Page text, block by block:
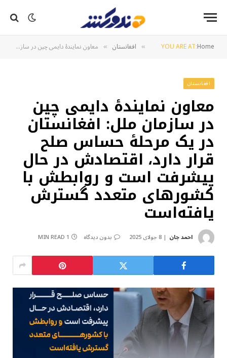
YOU ARE AT:Home
» افغانستان » معاون نمایندهٔ دایمی چین در سازمان ملل: افغانستان در یک مرحلهٔ حساس صلح قرار دارد، اقتصادش در حال پیشرفت است و روابطش با کشورهای متعدد گسترش یافته‌است
افغانستان
معاون نمایندهٔ دایمی چین
در سازمان ملل: افغانستان
در یک مرحلهٔ حساس صلح
قرار دارد، اقتصادش در حال
پیشرفت است و روابطش با
کشورهای متعدد گسترش
یافته‌است
احمد جان 8 جولای 2025 بدون دیدگاه 1 MIN READ